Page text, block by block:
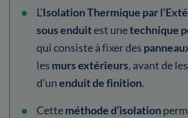
L’Isolation Thermique par
sous enduitest unetechnique
qui consiste à fixer des
les murs extérieurs, avant de
d’unenduit de finition.
Cetteméthode d’isolation